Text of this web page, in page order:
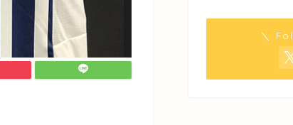
＼